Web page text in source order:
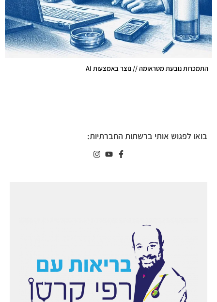
התמכרות נובעת מטראומה // נוצר באמצעות AI
בואו לפגוש אותי ברשתות החברתיות: